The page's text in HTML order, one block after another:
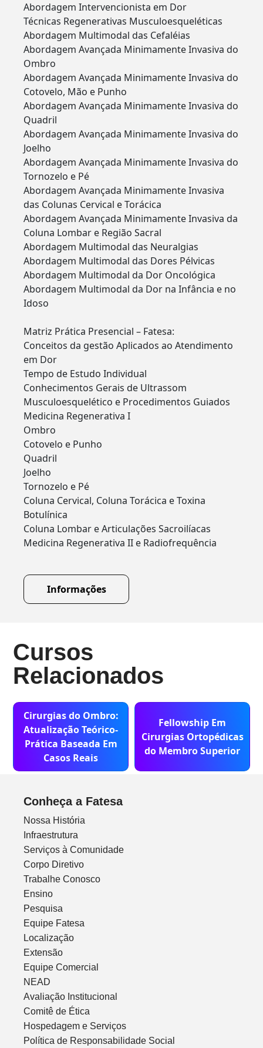
Abordagem Intervencionista em Dor
Técnicas Regenerativas Musculoesqueléticas
Abordagem Multimodal das Cefaléias
Abordagem Avançada Minimamente Invasiva do
Ombro
Abordagem Avançada Minimamente Invasiva do
Cotovelo, Mão e Punho
Abordagem Avançada Minimamente Invasiva do
Quadril
Abordagem Avançada Minimamente Invasiva do
Joelho
Abordagem Avançada Minimamente Invasiva do
Tornozelo e Pé
Abordagem Avançada Minimamente Invasiva
das Colunas Cervical e Torácica
Abordagem Avançada Minimamente Invasiva da
Coluna Lombar e Região Sacral
Abordagem Multimodal das Neuralgias
Abordagem Multimodal das Dores Pélvicas
Abordagem Multimodal da Dor Oncológica
Abordagem Multimodal da Dor na Infância e no
Idoso
Matriz Prática Presencial – Fatesa:
Conceitos da gestão Aplicados ao Atendimento
em Dor
Tempo de Estudo Individual
Conhecimentos Gerais de Ultrassom
Musculoesquelético e Procedimentos Guiados
Medicina Regenerativa I
Ombro
Cotovelo e Punho
Quadril
Joelho
Tornozelo e Pé
Coluna Cervical, Coluna Torácica e Toxina
Botulínica
Coluna Lombar e Articulações Sacroilíacas
Medicina Regenerativa II e Radiofrequência
Informações
Cursos
Relacionados
Cirurgias do Ombro:
Atualização Teórico-
Prática Baseada Em
Casos Reais
Fellowship Em
Cirurgias Ortopédicas
do Membro Superior
Conheça a Fatesa
Nossa História
Infraestrutura
Serviços à Comunidade
Corpo Diretivo
Trabalhe Conosco
Ensino
Pesquisa
Equipe Fatesa
Localização
Extensão
Equipe Comercial
NEAD
Avaliação Institucional
Comitê de Ética
Hospedagem e Serviços
Política de Responsabilidade Social